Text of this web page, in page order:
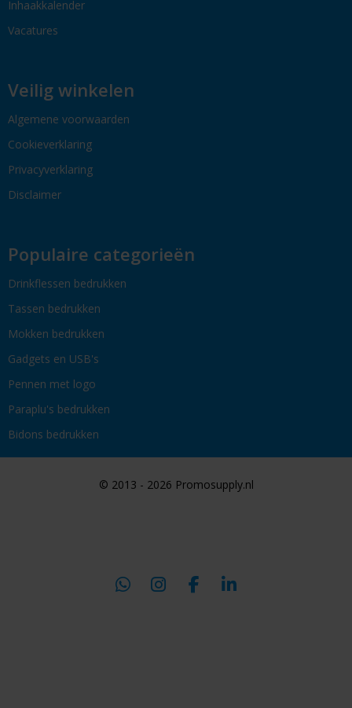
Inhaakkalender
Vacatures
Veilig winkelen
Algemene voorwaarden
Cookieverklaring
Privacyverklaring
Disclaimer
Populaire categorieën
Drinkflessen bedrukken
Tassen bedrukken
Mokken bedrukken
Gadgets en USB's
Pennen met logo
Paraplu's bedrukken
Bidons bedrukken
© 2013 - 2026 Promosupply.nl